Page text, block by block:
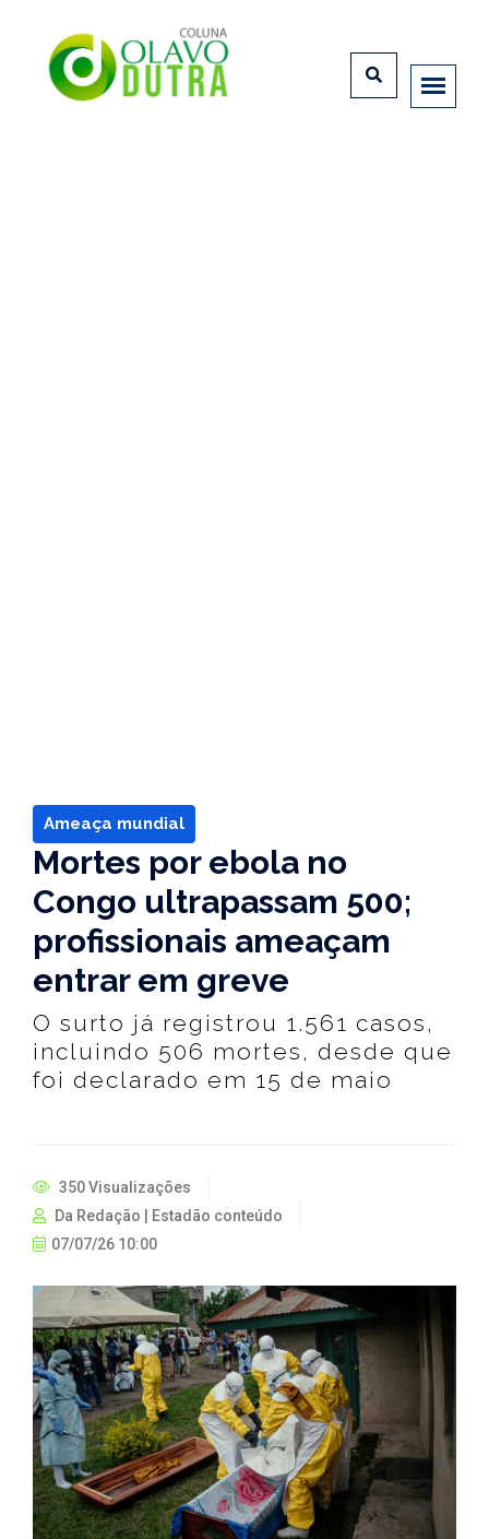
Ameaça mundial
Mortes por ebola no
Congo ultrapassam 500;
profissionais ameaçam
entrar em greve
O surto já registrou 1.561 casos,
incluindo 506 mortes, desde que
foi declarado em 15 de maio
350 Visualizações
Da Redação | Estadão conteúdo
07/07/26 10:00